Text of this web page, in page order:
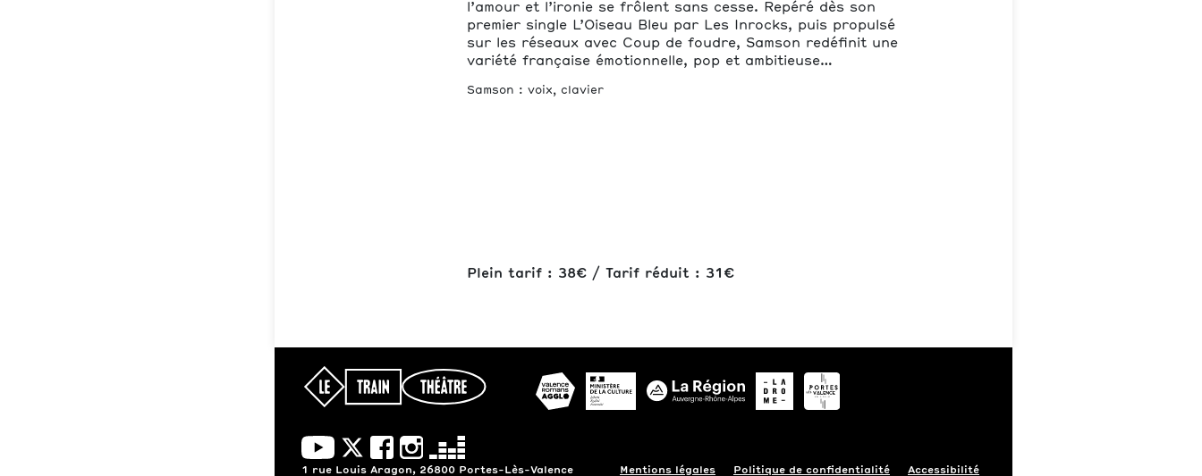
l’amour et l’ironie se frôlent sans cesse. Repéré dès son
premier single L’Oiseau Bleu par Les Inrocks, puis propulsé
sur les réseaux avec Coup de foudre, Samson redéfinit une
variété française émotionnelle, pop et ambitieuse…
Samson : voix, clavier
Plein tarif : 38€ / Tarif réduit : 31€
1 rue Louis Aragon, 26800 Portes-Lès-Valence Mentions légales Politique de confidentialité Accessibilité